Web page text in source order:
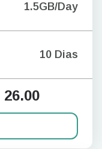
1.5GB/Day
10 Dias
26.00